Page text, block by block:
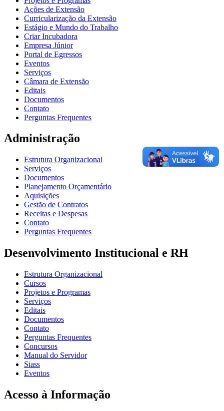
Ações de Extensão
Curricularização da Extensão
Estágio e Mundo do Trabalho
Criar Incubadora
Empresa Júnior
Portal de Egressos
Eventos
Serviços
Câmara de Extensão
Editais
Documentos
Contato
Perguntas Frequentes
Administração
Estrutura Organizacional
Serviços
Documentos
Planejamento Orçamentário
Aquisições
Gestão de Contratos
Receitas e Despesas
Contato
Perguntas Frequentes
Desenvolvimento Institucional e RH
Estrutura Organizacional
Cursos
Projetos e Programas
Serviços
Editais
Documentos
Contato
Perguntas Frequentes
Concursos
Manual do Servidor
Siass
Eventos
Acesso à Informação